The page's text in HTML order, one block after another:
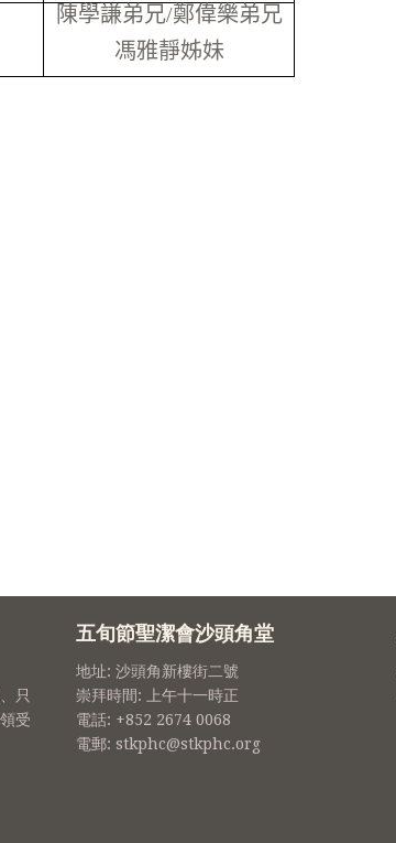
陳學謙弟兄/鄭偉樂弟兄
馮雅靜姊妹
只
受
五旬節聖潔會沙頭角堂
地址: 沙頭角新樓街二號
崇拜時間: 上午十一時正
電話: +852 2674 0068
電郵: stkphc@stkphc.org